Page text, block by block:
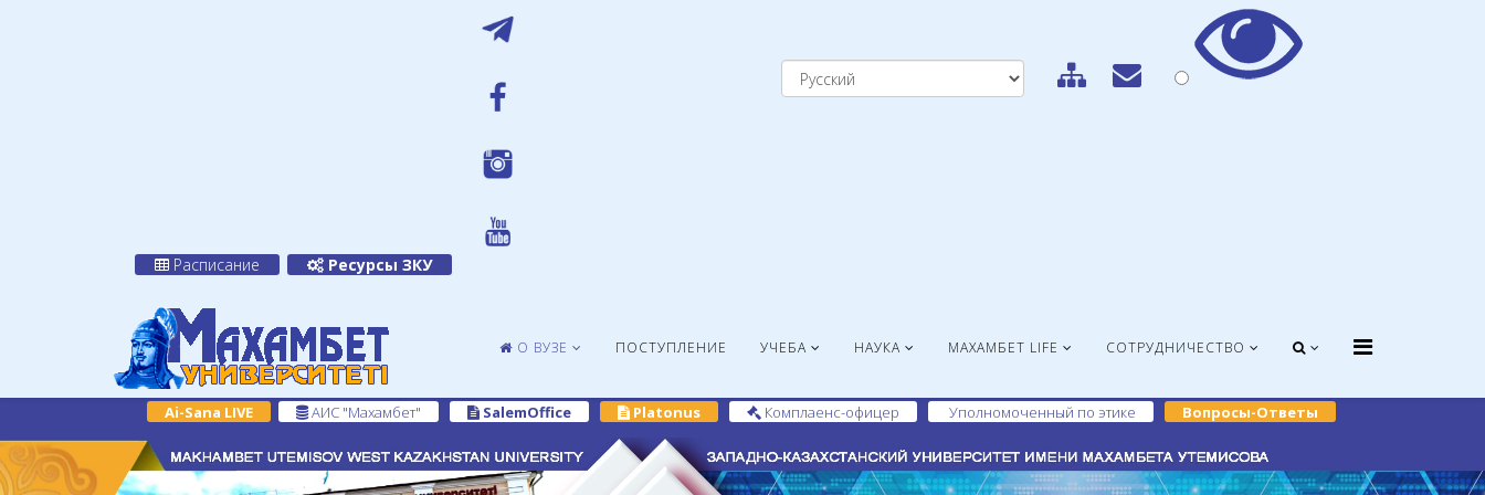
Расписание Ресурсы ЗКУ
О ВУЗЕ ПОСТУПЛЕНИЕ УЧЕБА НАУКА МАХАМБЕТ LIFE СОТРУДНИЧЕСТВО
Ai-Sana LIVE АИС "Махамбет" SalemOffice Platonus Комплаенс-офицер Уполномоченный по этике Вопросы-Ответы